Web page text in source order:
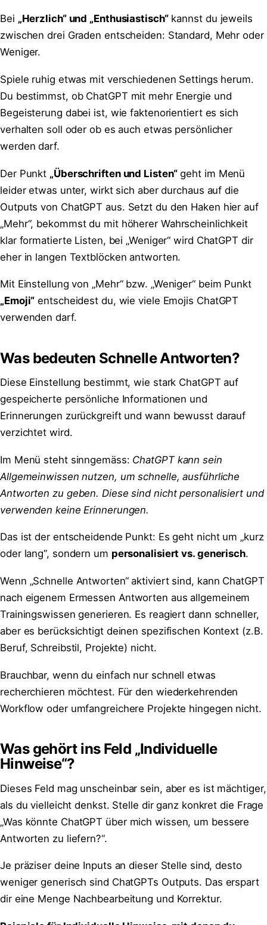
Bei „Herzlich“ und „Enthusiastisch“kannst du jeweils
zwischen drei Graden entscheiden: Standard, Mehr oder
Weniger.
Spiele ruhig etwas mit verschiedenen Settings herum.
Du bestimmst, ob ChatGPT mit mehr Energie und
Begeisterung dabei ist, wie faktenorientiert es sich
verhalten soll oder ob es auch etwas persönlicher
werden darf.
Der Punkt „Überschriften und Listen“geht im Menü
leider etwas unter, wirkt sich aber durchaus auf die
Outputs von ChatGPT aus. Setzt du den Haken hier auf
„Mehr“, bekommst du mit höherer Wahrscheinlichkeit
klar formatierte Listen, bei „Weniger“ wird ChatGPT dir
eher in langen Textblöcken antworten.
Mit Einstellung von „Mehr“ bzw. „Weniger“ beim Punkt
„Emoji“ entscheidest du, wie viele Emojis ChatGPT
verwenden darf.
Was bedeuten Schnelle Antworten?
Diese Einstellung bestimmt, wie stark ChatGPT auf
gespeicherte persönliche Informationen und
Erinnerungen zurückgreift und wann bewusst darauf
verzichtet wird.
Im Menü steht sinngemäss: ChatGPT kann sein
Allgemeinwissen nutzen, um schnelle, ausführliche
Antworten zu geben. Diese sind nicht personalisiert und
verwenden keine Erinnerungen.
Das ist der entscheidende Punkt: Es geht nicht um „kurz
oder lang“, sondern um personalisiert vs. generisch.
Wenn „Schnelle Antworten“ aktiviert sind, kann ChatGPT
nach eigenem Ermessen Antworten aus allgemeinem
Trainingswissen generieren. Es reagiert dann schneller,
aber es berücksichtigt deinen spezifischen Kontext (z.B.
Beruf, Schreibstil, Projekte) nicht.
Brauchbar, wenn du einfach nur schnell etwas
recherchieren möchtest. Für den wiederkehrenden
Workflow oder umfangreichere Projekte hingegen nicht.
Was gehört ins Feld „Individuelle
Hinweise“?
Dieses Feld mag unscheinbar sein, aber es ist mächtiger,
als du vielleicht denkst. Stelle dir ganz konkret die Frage
„Was könnte ChatGPT über mich wissen, um bessere
Antworten zu liefern?“.
Je präziser deine Inputs an dieser Stelle sind, desto
weniger generisch sind ChatGPTs Outputs. Das erspart
dir eine Menge Nachbearbeitung und Korrektur.